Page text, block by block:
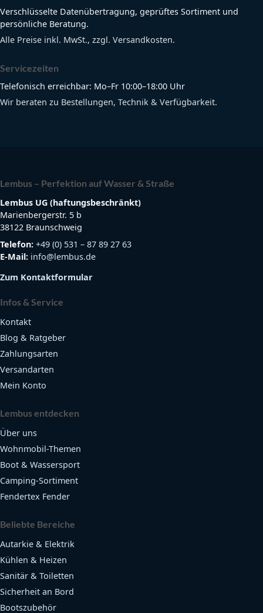
Verschlüsselte Datenübertragung, geprüftes Sortiment und
persönliche Beratung.
Alle Preise inkl. MwSt., zzgl. Versandkosten.
Servicezeiten
Telefonisch erreichbar: Mo–Fr 10:00–18:00 Uhr
Wir beraten zu Bestellungen, Technik & Verfügbarkeit.
Lembus – Perfektion auf Wasser & Straße
Lembus UG (haftungsbeschränkt)
Marienbergerstr. 5 b
38122 Braunschweig
Telefon: +49 (0) 531 – 87 89 27 63
E-Mail: info@lembus.de
Zum Kontaktformular
Infos & Service
Kontakt
Blog & Ratgeber
Zahlungsarten
Versandarten
Mein Konto
Lembus entdecken
Über uns
Wohnmobil-Themen
Boot & Wassersport
Camping-Sortiment
Fendertex Fender
Beliebte Bereiche
Autarkie & Elektrik
Kühlen & Heizen
Sanitär & Toiletten
Sicherheit an Bord
Bootszubehör